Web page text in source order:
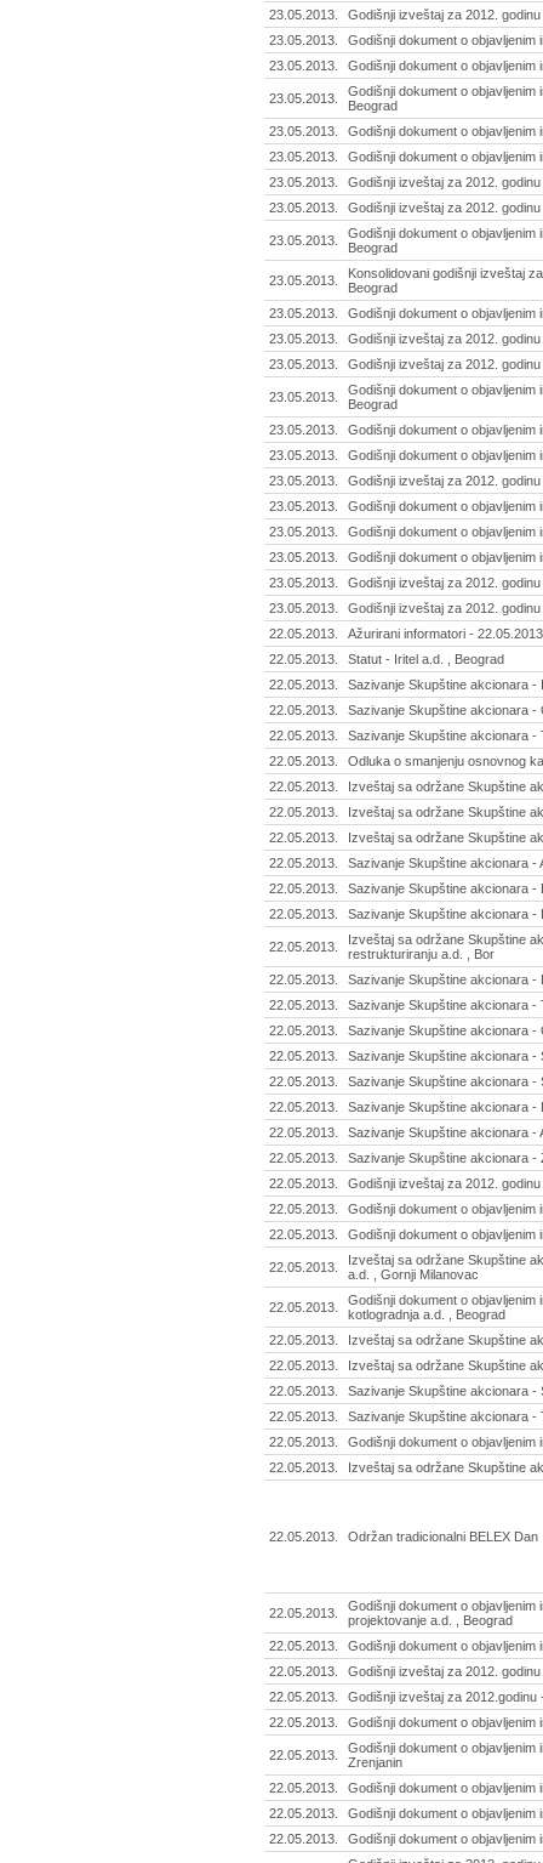
23.05.2013.
Godišnji izveštaj za 2012.
23.05.2013.
Godišnji dokument o objavljenim
23.05.2013.
Godišnji dokument o
23.05.2013.
Godišnji dokument o
Beograd
23.05.2013.
Godišnji dokument o objavljenim
23.05.2013.
Godišnji dokument o
23.05.2013.
Godišnji izveštaj za 2012.
23.05.2013.
Godišnji izveštaj za 2012.
23.05.2013.
Godišnji dokument o objavljenim
Beograd
23.05.2013.
Konsolidovani godišnji izveštaj
Beograd
23.05.2013.
Godišnji dokument o objavljenim
23.05.2013.
Godišnji izveštaj za 2012.
23.05.2013.
Godišnji izveštaj za 2012.
23.05.2013.
Godišnji dokument o objavljenim
Beograd
23.05.2013.
Godišnji dokument o objavljenim
23.05.2013.
Godišnji dokument o objavljenim
23.05.2013.
Godišnji izveštaj za 2012.
23.05.2013.
Godišnji dokument o
23.05.2013.
Godišnji dokument o objavljenim
23.05.2013.
Godišnji dokument o objavljenim
23.05.2013.
Godišnji izveštaj za 2012.
23.05.2013.
Godišnji izveštaj za 2012.
22.05.2013.
Ažurirani informatori - 22.05.2013
22.05.2013.
Statut - Iritel a.d. , Beograd
22.05.2013.
Sazivanje Skupštine akcionara -
22.05.2013.
Sazivanje Skupštine akcionara -
22.05.2013.
Sazivanje Skupštine akcionara -
22.05.2013.
Odluka o smanjenju osnovnog
22.05.2013.
Izveštaj sa održane Skupštine
22.05.2013.
Izveštaj sa održane Skupštine
22.05.2013.
Izveštaj sa održane Skupštine
22.05.2013.
Sazivanje Skupštine akcionara -
22.05.2013.
Sazivanje Skupštine akcionara -
22.05.2013.
Sazivanje Skupštine akcionara -
22.05.2013.
Izveštaj sa održane Skupštine
restrukturiranju a.d. , Bor
22.05.2013.
Sazivanje Skupštine akcionara -
22.05.2013.
Sazivanje Skupštine akcionara -
22.05.2013.
Sazivanje Skupštine akcionara -
22.05.2013.
Sazivanje Skupštine akcionara -
22.05.2013.
Sazivanje Skupštine akcionara
22.05.2013.
Sazivanje Skupštine akcionara
22.05.2013.
Sazivanje Skupštine akcionara -
22.05.2013.
Sazivanje Skupštine akcionara -
22.05.2013.
Godišnji izveštaj za 2012.
22.05.2013.
Godišnji dokument o objavljenim
22.05.2013.
Godišnji dokument o
22.05.2013.
Izveštaj sa održane Skupštine
a.d. , Gornji Milanovac
22.05.2013.
Godišnji dokument o objavljenim
kotlogradnja a.d. , Beograd
22.05.2013.
Izveštaj sa održane Skupštine
22.05.2013.
Izveštaj sa održane Skupštine
22.05.2013.
Sazivanje Skupštine akcionara -
22.05.2013.
Sazivanje Skupštine akcionara -
22.05.2013.
Godišnji dokument o
22.05.2013.
Izveštaj sa održane Skupštine
22.05.2013. Održan tradicionalni BELEX Dan
22.05.2013.
Godišnji dokument o objavljenim
projektovanje a.d. , Beograd
22.05.2013.
Godišnji dokument o
22.05.2013.
Godišnji izveštaj za 2012.
22.05.2013.
Godišnji izveštaj za
22.05.2013.
Godišnji dokument o objavljenim
22.05.2013.
Godišnji dokument o objavljenim
Zrenjanin
22.05.2013.
Godišnji dokument o objavljenim
22.05.2013.
Godišnji dokument o objavljenim
22.05.2013.
Godišnji dokument o objavljenim